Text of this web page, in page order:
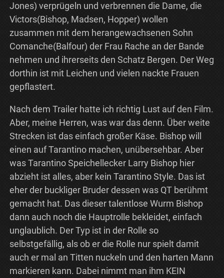
Jones) verprügeln und verbrennen die Dame, die
Victors(Bishop, Madsen, Hopper) wollen
zusammen mit dem herangewachsenen Sohn
Comanche(Balfour) der Frau Rache an der Bande
nehmen und ihrerseits den Schatz Bergen. Der Weg
dorthin ist mit Leichen und vielen nackte Frauen
gepflastert.
Nach dem Trailer hatte ich richtig Lust auf den Film.
Aber, meine Herren, was war das denn. Über weite
Strecken ist das einfach großer Käse. Bishop will
einen auf Tarantino machen, unübersehbar. Aber
was Tarantino Speichellecker Larry Bishop hier
abzieht ist alles, aber kein Tarantino Style. Das ist
eher der buckliger Bruder dessen was QT berühmt
gemacht hat. Das dieser talentlose Wurm Bishop
dann auch noch die Hauptrolle bekleidet, einfach
unglaublich. Der Typ ist in der Rolle so
selbstgefällig, als ob er die Rolle nur spielt damit
auch er mal an Titten nuckeln und den harten Mann
markieren kann. Dabei nimmt man ihm KEIN